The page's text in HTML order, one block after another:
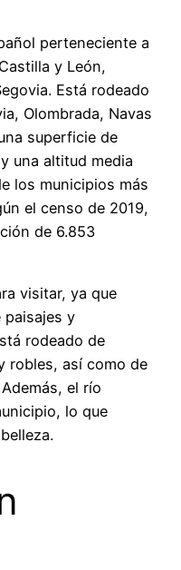
perteneciente a
y León,
Está rodeado
Olombrada, Navas
superficie de
una altitud media
los municipios más
el censo de 2019,
de 6.853
visitar, ya que
paisajes y
rodeado de
robles, así como de
el río
lo que